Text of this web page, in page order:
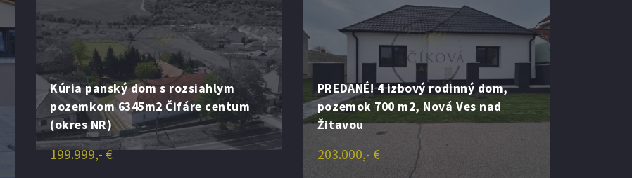
Kúria panský dom s rozsiahlym
pozemkom 6345m2 Čifáre centum
(okres NR)
199.999,- €
PREDANÉ! 4 izbový rodinný dom,
pozemok 700 m2, Nová Ves nad
Žitavou
203.000,- €